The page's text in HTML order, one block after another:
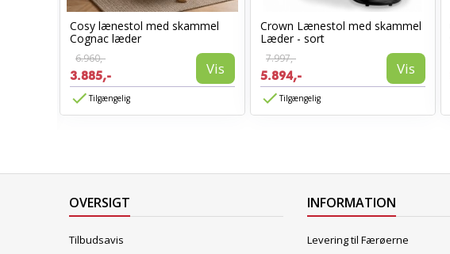
Cosy lænestol med skammel
Cognac læder
6.960,-
3.885,- Vis
Tilgængelig
Crown Lænestol med skammel
Læder - sort
7.997,-
5.894,- Vis
Tilgængelig
OVERSIGT
Tilbudsavis
INFORMATION
Levering til Færøerne